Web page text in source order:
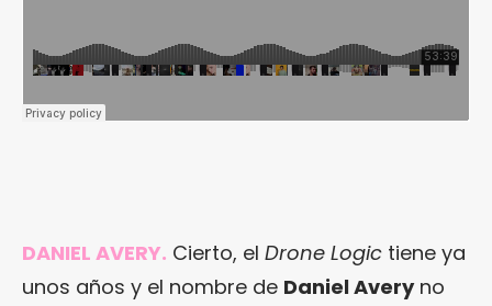
DANIEL AVERY. Cierto, el Drone Logic tiene ya
unos años y el nombre de Daniel Averyno